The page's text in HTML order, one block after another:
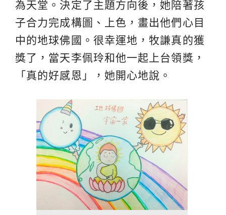
為天堂。決定了主題方向後，她陪著孩
子合力完成構圖、上色，畫出他們心目
中的地球佛國。很幸運地，牧謙真的獲
獎了，當天李佩玲和他一起上台領獎，
「真的好感恩」，她開心地說。